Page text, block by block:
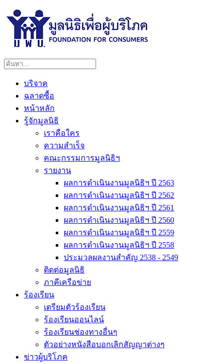
บริจาค
ฉลาดซื้อ
หน้าหลัก
รู้จักมูลนิธิ
เราคือใคร
ความสำเร็จ
คณะกรรมการมูลนิธิฯ
รายงาน
ผลการดำเนินงานมูลนิธิฯ ปี 2563
ผลการดำเนินงานมูลนิธิฯ ปี 2562
ผลการดำเนินงานมูลนิธิฯ ปี 2561
ผลการดำเนินงานมูลนิธิฯ ปี 2560
ผลการดำเนินงานมูลนิธิฯ ปี 2559
ผลการดำเนินงานมูลนิธิฯ ปี 2558
ประมวลผลงานสำคัญ 2538 - 2549
ติดต่อมูลนิธิ
ภาคีเครือข่าย
ร้องเรียน
เตรียมตัวร้องเรียน
ร้องเรียนออนไลน์
ร้องเรียนช่องทางอื่นๆ
ตัวอย่างหนังสือบอกเลิกสัญญาต่างๆ
ข่าวผู้บริโภค